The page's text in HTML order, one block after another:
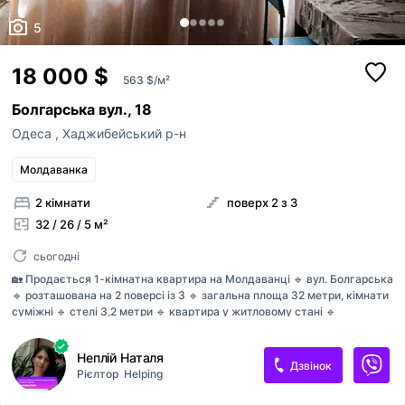
5
18 000 $ 563 $/м²
Болгарська вул., 18
Одеса , Хаджибейський р-н
Молдаванка
2 кімнати
32 / 26 / 5 м²
поверх 2 з 3
сьогодні
🏡 Продається 1-кімнатна квартира на Молдаванці 🔹 вул. Болгарська
🔹 розташована на 2 поверсі із 3 🔹 загальна площа 32 метри, кімнати
суміжні 🔹 стелі 3,2 метри 🔹 квартира у житловому стані 🔹
пишіть про все розповімо та домовимся 🤝
Неплій Наталя
Рієлтор Helping
Дзвінок